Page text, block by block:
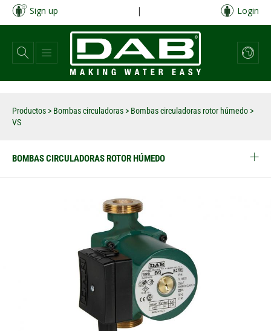
Pasar
contenido
principal
Sign up | Login
Productos > Bombas circuladoras > Bombas circuladoras rotor húmedo >
VS
BOMBAS CIRCULADORAS ROTOR HÚMEDO